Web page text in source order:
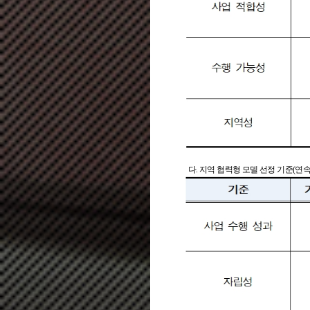
다. 지역 협력형 모델 선정 기준(연